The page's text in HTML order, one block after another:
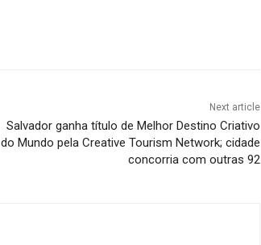
Next article
Salvador ganha título de Melhor Destino Criativo
do Mundo pela Creative Tourism Network; cidade
concorria com outras 92